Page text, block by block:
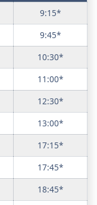
9:15*
9:45*
10:30*
11:00*
12:30*
13:00*
17:15*
17:45*
18:45*